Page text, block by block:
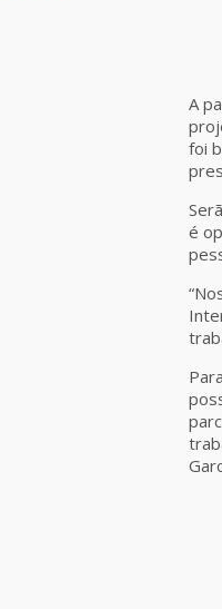
A
foi
é